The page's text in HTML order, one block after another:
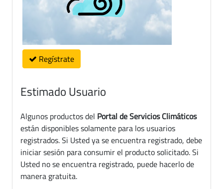
Regístrate
Estimado Usuario
Algunos productos del Portal de Servicios Climáticos
están disponibles solamente para los usuarios
registrados. Si Usted ya se encuentra registrado, debe
iniciar sesión para consumir el producto solicitado. Si
Usted no se encuentra registrado, puede hacerlo de
manera gratuita.